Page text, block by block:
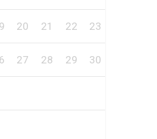
20 21 22 23
27 28 29 30